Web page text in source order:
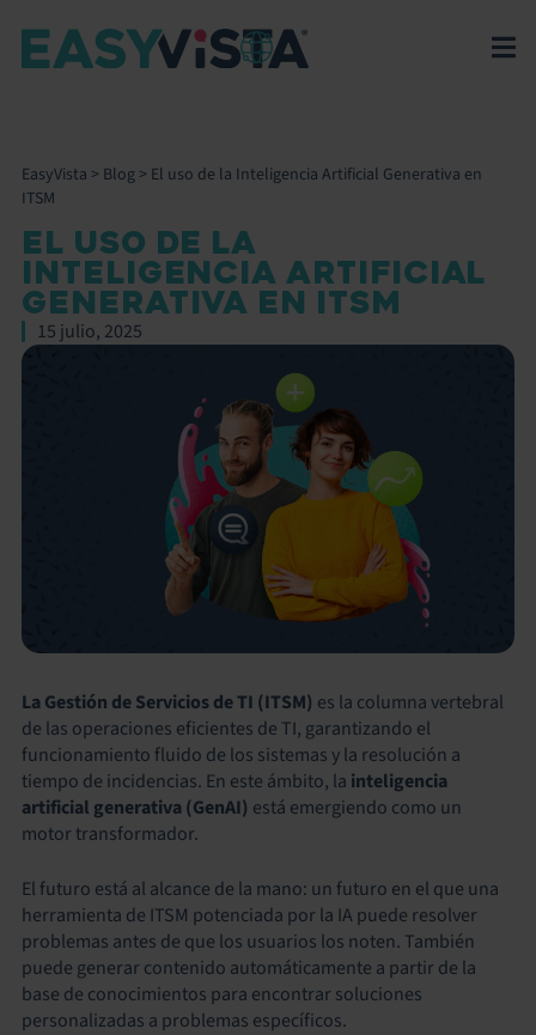
EasyVista > Blog> El uso de la Inteligencia Artificial Generativa en
ITSM
EL USO DE LA
INTELIGENCIA ARTIFICIAL
GENERATIVA EN ITSM
15 julio, 2025
La Gestión de Servicios de TI (ITSM) es la columna vertebral
de las operaciones eficientes de TI, garantizando el
funcionamiento fluido de los sistemas y la resolución a
tiempo de incidencias. En este ámbito, la inteligencia
artificial generativa (GenAI) está emergiendo como un
motor transformador.
El futuro está al alcance de la mano: un futuro en el que una
herramienta de ITSM potenciada por la IA puede resolver
problemas antes de que los usuarios los noten. También
puede generar contenido automáticamente a partir de la
base de conocimientos para encontrar soluciones
personalizadas a problemas específicos.